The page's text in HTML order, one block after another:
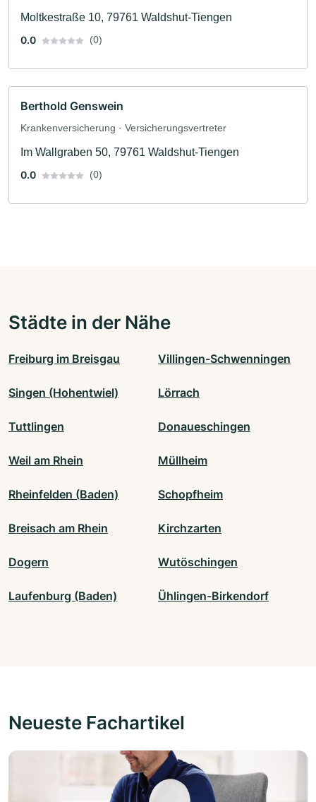
Moltkestraße 10, 79761 Waldshut-Tiengen
0.0
(0)
Berthold Genswein
Krankenversicherung · Versicherungsvertreter
Im Wallgraben 50, 79761 Waldshut-Tiengen
0.0
(0)
Städte in der Nähe
Freiburg im Breisgau Villingen-Schwenningen
Singen (Hohentwiel) Lörrach
Tuttlingen Donaueschingen
Weil am Rhein Müllheim
Rheinfelden (Baden) Schopfheim
Breisach am Rhein Kirchzarten
Dogern Wutöschingen
Laufenburg (Baden) Ühlingen-Birkendorf
Neueste Fachartikel